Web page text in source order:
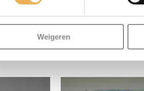
Weigeren